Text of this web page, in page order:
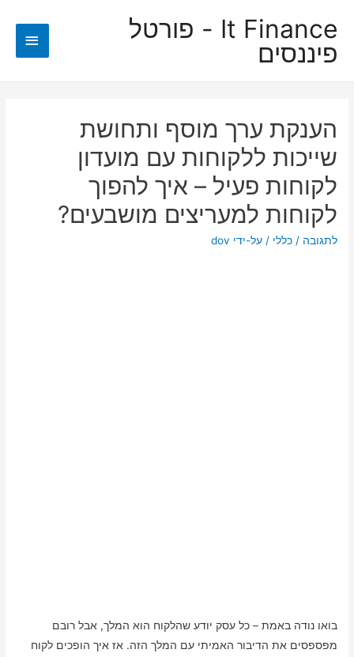
It Finance - פורטל
פיננסים
הענקת ערך מוסף ותחושת
שייכות ללקוחות עם מועדון
לקוחות פעיל – איך להפוך
לקוחות למעריצים מושבעים?
לתגובה /כללי / על-ידי dov
בואו נודה באמת – כל עסק יודע שהלקוח הוא המלך, אבל רובם
מפספסים את הדיבור האמיתי עם המלך הזה. אז איך הופכים לקוח